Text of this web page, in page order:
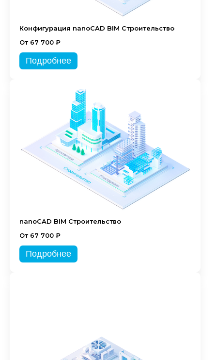
Конфигурация nanoCAD BIM Строительство
От 67 700 ₽
Подробнее
nanoCAD BIM Строительство
От 67 700 ₽
Подробнее